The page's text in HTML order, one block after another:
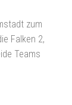
zum
Falken 2,
Teams